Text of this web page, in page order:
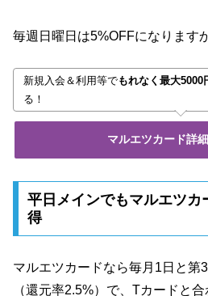
毎週日曜日は5%OFFになります
新規入会＆利用等でもれなく最大5000
る！
マルエツカード詳
平日メインでもマルエツカ
得
マルエツカードなら毎月1日と第
（還元率2.5%）で、Tカードと